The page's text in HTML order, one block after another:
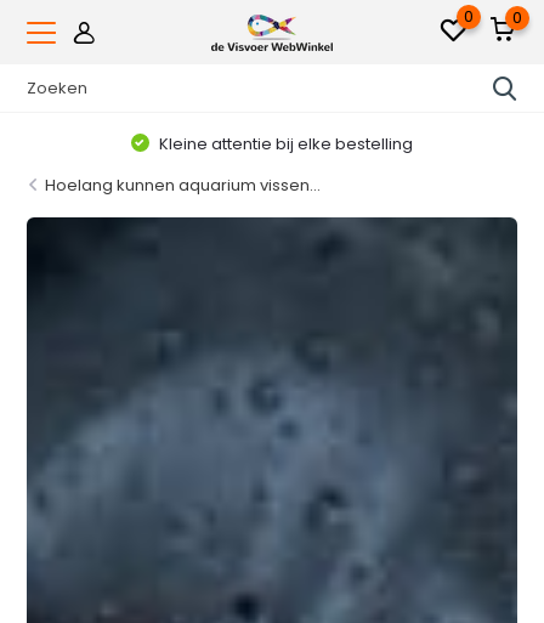
0 0
Voor 16.00uur besteld, dezelfde werkdag verzonden*
Hoelang kunnen aquarium vissen...